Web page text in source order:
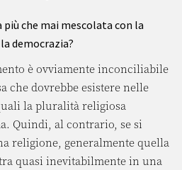
che mai mescolata con la
democrazia?
è ovviamente inconciliabile
che dovrebbe esistere nelle
la pluralità religiosa
Quindi, al contrario, se si
religione, generalmente quella
quasi inevitabilmente in una